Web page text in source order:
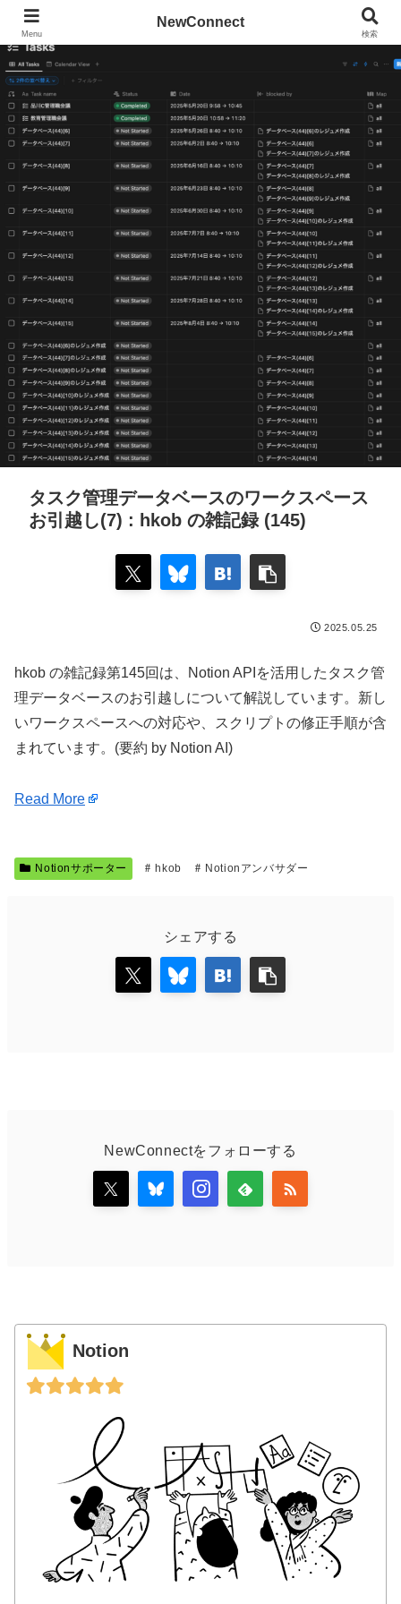
タスク管理データベースのワークスペース
お引越し(7) : hkob の雑記録 (145)
2025.05.25
hkob の雑記録第145回は、Notion APIを活用したタスク管
理データベースのお引越しについて解説しています。新し
いワークスペースへの対応や、スクリプトの修正手順が含
まれています。(要約 by Notion AI)
Read More
Notionサポーター hkob Notionアンバサダー
シェアする
NewConnectをフォローする
Notion
Menu
NewConnect
検索